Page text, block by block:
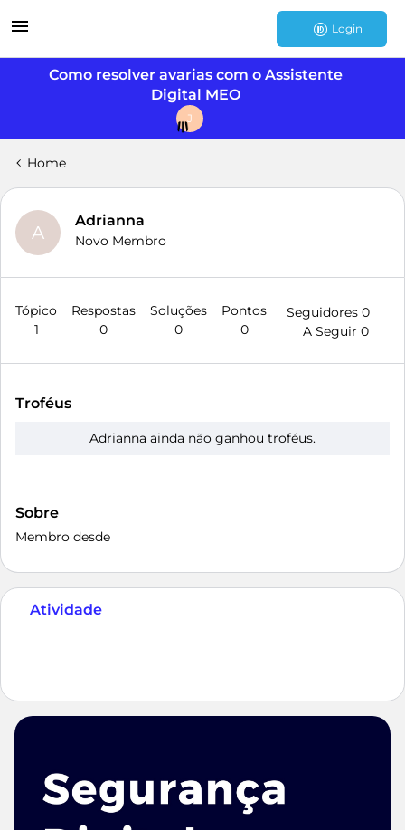
Login
Como resolver avarias com o Assistente
Digital MEO
J
Home
A
Adrianna
Novo Membro
Tópico
1
Respostas
0
Soluções
0
Pontos
0
Seguidores 0
A Seguir 0
Troféus
Adrianna ainda não ganhou troféus.
Sobre
Membro desde
Atividade